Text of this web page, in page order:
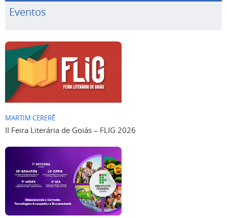
Eventos
MARTIM CERERÊ
II Feira Literária de Goiás – FLIG 2026